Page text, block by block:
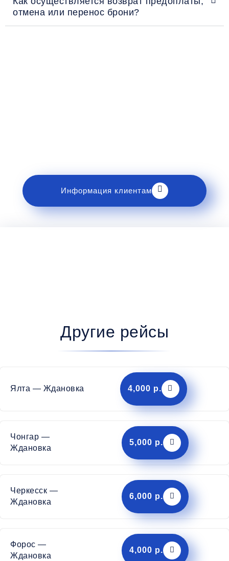
отмена или перенос брони?
Информация клиентам
Другие рейсы
Ялта — Ждановка 4,000 р.
Чонгар —
Ждановка
5,000 р.
Черкесск —
Ждановка
6,000 р.
Форос —
Ждановка
4,000 р.